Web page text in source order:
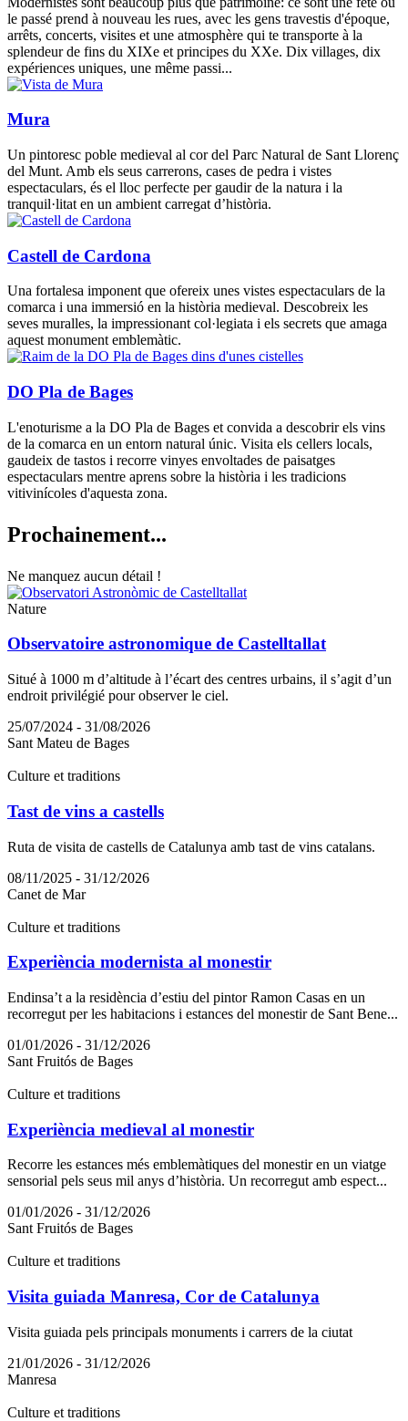
le passé prend à nouveau les rues, avec les gens travestis d'époque,
arrêts, concerts, visites et une atmosphère qui te transporte à la
splendeur de fins du XIXe et principes du XXe. Dix villages, dix
expériences uniques, une même passi...
Mura
Un pintoresc poble medieval al cor del Parc Natural de Sant Llorenç
del Munt. Amb els seus carrerons, cases de pedra i vistes
espectaculars, és el lloc perfecte per gaudir de la natura i la
tranquil·litat en un ambient carregat d’història.
Castell de Cardona
Una fortalesa imponent que ofereix unes vistes espectaculars de la
comarca i una immersió en la història medieval. Descobreix les
seves muralles, la impressionant col·legiata i els secrets que amaga
aquest monument emblemàtic.
DO Pla de Bages
L'enoturisme a la DO Pla de Bages et convida a descobrir els vins
de la comarca en un entorn natural únic. Visita els cellers locals,
gaudeix de tastos i recorre vinyes envoltades de paisatges
espectaculars mentre aprens sobre la història i les tradicions
vitivinícoles d'aquesta zona.
Prochainement...
Ne manquez aucun détail !
Nature
Observatoire astronomique de Castelltallat
Situé à 1000 m d’altitude à l’écart des centres urbains, il s’agit d’un
endroit privilégié pour observer le ciel.
25/07/2024 - 31/08/2026
Sant Mateu de Bages
Culture et traditions
Tast de vins a castells
Ruta de visita de castells de Catalunya amb tast de vins catalans.
08/11/2025 - 31/12/2026
Canet de Mar
Culture et traditions
Experiència modernista al monestir
Endinsa’t a la residència d’estiu del pintor Ramon Casas en un
recorregut per les habitacions i estances del monestir de Sant Bene...
01/01/2026 - 31/12/2026
Sant Fruitós de Bages
Culture et traditions
Experiència medieval al monestir
Recorre les estances més emblemàtiques del monestir en un viatge
sensorial pels seus mil anys d’història. Un recorregut amb espect...
01/01/2026 - 31/12/2026
Sant Fruitós de Bages
Culture et traditions
Visita guiada Manresa, Cor de Catalunya
Visita guiada pels principals monuments i carrers de la ciutat
21/01/2026 - 31/12/2026
Manresa
Culture et traditions